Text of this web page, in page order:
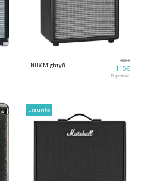
NUX Mighty 8
129€
115€
Disponibile
Esaurito